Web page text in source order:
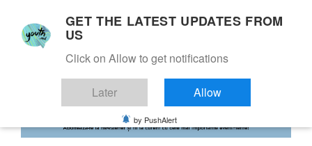
GET THE LATEST UPDATES FROM
US
Click on Allow to get notifications
Later Allow
by PushAlert